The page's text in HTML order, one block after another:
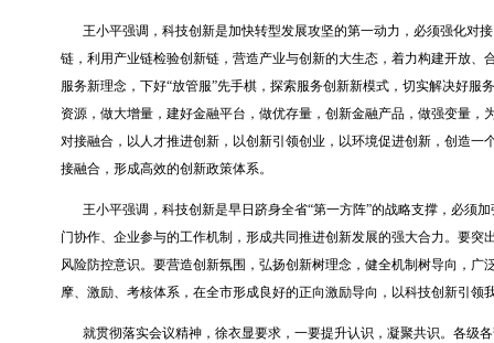
王小平强调，科技创新是加快转型发展攻坚的第一动力，必须强化对
链，利用产业链检验创新链，营造产业与创新的大生态，着力构建开放
服务新理念，下好“放管服”先手棋，探索服务创新新模式，切实解决好服
资源，做大增量，建好金融平台，做优存量，创新金融产品，做强变量
对接融合，以人才推进创新，以创新引领创业，以环境促进创新，创造
接融合，形成高效的创新政策体系。
王小平强调，科技创新是早日跻身全省“第一方阵”的战略支撑，必须
门协作、企业参与的工作机制，形成共同推进创新发展的强大合力。要
风险防控意识。要营造创新氛围，弘扬创新树理念，健全机制树导向，广
摩、激励、考核体系，在全市形成良好的正向激励导向，以科技创新引领
就贯彻落实会议精神，徐衣显要求，一要提升认识，凝聚共识。各级